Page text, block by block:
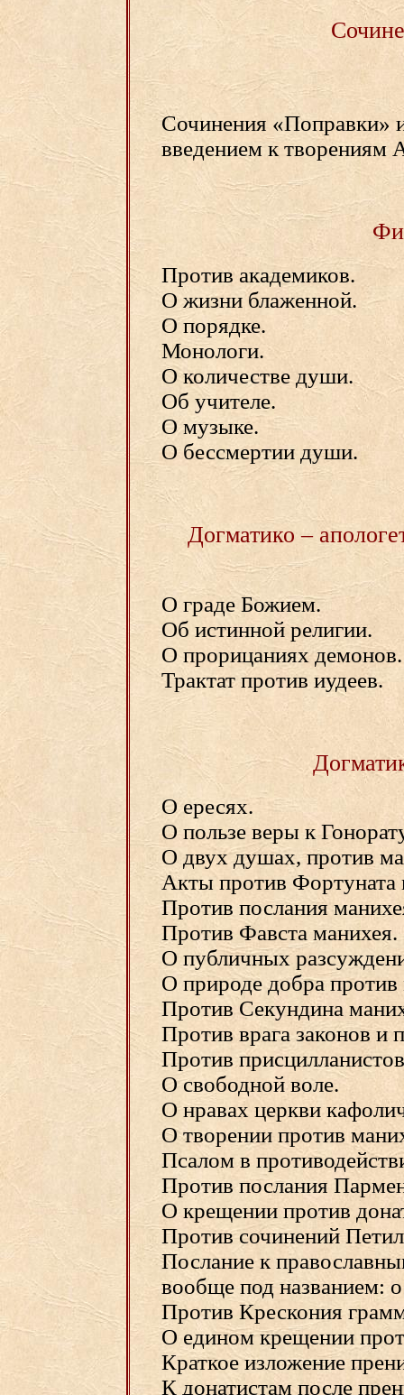
Сочинения «Поправки»
введением к творениям
Против академиков.
О жизни блаженной.
О порядке.
Монологи.
О количестве души.
Об учителе.
О музыке.
О бессмертии души.
Догматико –
О граде Божием.
Об истинной религии.
О прорицаниях демонов.
Трактат против иудеев.
О ересях.
О пользе веры к
О двух душах, против
Акты против Фортуната
Против послания
Против Фавста манихея.
О публичных
О природе добра против
Против Секундина
Против врага законов и
Против
О свободной воле.
О нравах церкви
О творении против
Псалом в
Против послания
О крещении против
Против сочинений
Послание к
вообще под названием:
Против Крескония
О едином крещении
Краткое изложение
К донатистам после